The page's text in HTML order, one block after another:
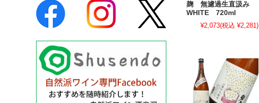
麹 無濾過生直汲み
WHITE 720ml
¥2,073(税込 ¥2,281)